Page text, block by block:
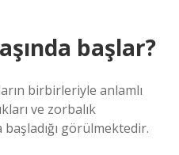
başlar?
birbirleriyle anlamlı
ve zorbalık
başladığı görülmektedir.